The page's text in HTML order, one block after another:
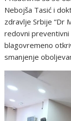
Nebojša Tasić i
zdravlje Srbije “Dr
redovni
blagovremeno
smanjenje